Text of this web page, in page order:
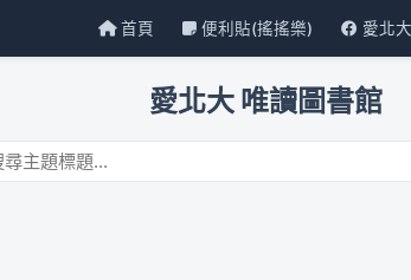
首頁 便利貼(搖搖樂) 愛北
愛北大 唯讀圖書館